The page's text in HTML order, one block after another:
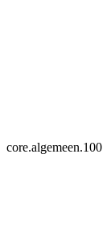
core.algemeen.100